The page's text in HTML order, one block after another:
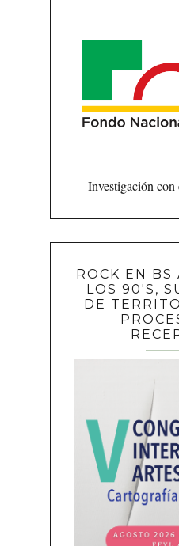
Investigación
ROCK EN BS
LOS 90'S,
DE